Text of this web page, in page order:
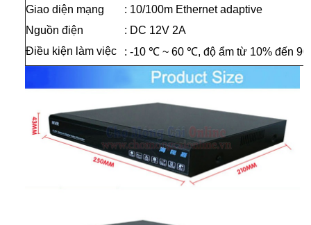
Giao diện mạng
: 10/100m Ethernet adaptive
Nguồn điện
: DC 12V 2A
Điều kiện làm việc
:-10 ℃ ~ 60 ℃, độ ẩm từ 10% đến